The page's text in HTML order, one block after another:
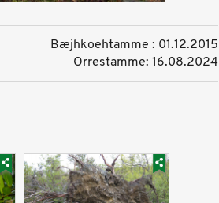
Bæjhkoehtamme : 01.12.2015
Orrestamme: 16.08.2024